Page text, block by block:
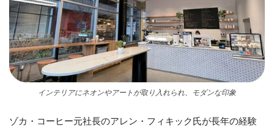
インテリアにネオンやアートが取り入れられ、モダンな印象
ゾカ・コーヒー元社長のアレン・フィキック氏が長年の経験